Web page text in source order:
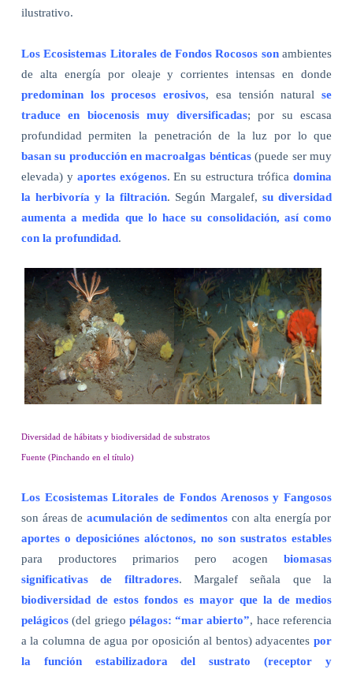
ilustrativo.
Los Ecosistemas Litorales de Fondos Rocosos sonambientes
de alta energía por oleaje y corrientes intensas en donde
predominan los procesos erosivos, esa tensión naturalse
traduce en biocenosis muy diversificadas; por su escasa
profundidad permiten la penetración de la luz por lo que
basan su producción en macroalgas bénticas(puede ser muy
elevada) y aportes exógenos. En su estructura tróficadomina
la herbivoría y la filtración. Según Margalef,su diversidad
aumenta a medida que lo hace su consolidación, así como
con la profundidad.
Diversidad de hábitats y biodiversidad de substratos
Fuente (Pinchando en el título)
Los Ecosistemas Litorales de Fondos Arenosos y Fangosos
son áreas deacumulación de sedimentos con alta energía por
aportes o deposiciónes alóctonos, no son sustratos estables
para productores primarios pero acogenbiomasas
significativas de filtradores. Margalef señala que la
biodiversidad de estos fondos es mayor que la de medios
pelágicos(del griego pélagos: “mar abierto”, hace referencia
a la columna de agua por oposición al bentos) adyacentespor
la función estabilizadora del sustrato (receptor y